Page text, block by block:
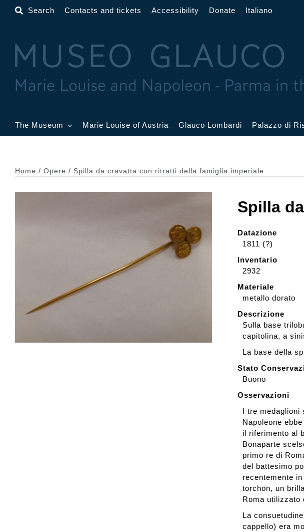
Search Contacts and tickets Accessibility Donate Italiano
The Museum
Gold Room Toschi Room
Room
Petitot Room Affetti Room
Marie Louise of Austria Glauco Lombardi Palazzo di
Home Opere Spilla da cravatta con ritratti della famiglia imperiale
Spilla
Datazione
1811 (?)
Inventario
2932
Materiale
metallo dorato
Descrizione
Sulla base
capitolina, a
La base della
Stato
Buono
Osservazioni
I tre medaglioni
Napoleone
il riferimento al
Bonaparte
primo re di
del battesimo
recentemente
torchon, un
Roma utilizzato
La
cappello) era